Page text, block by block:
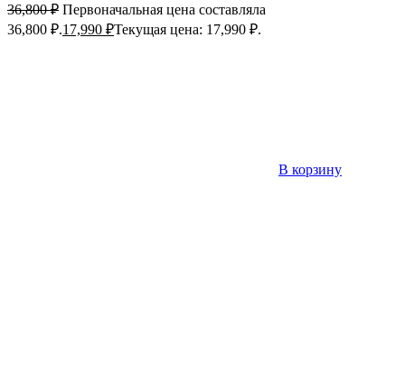
36,800₽ Первоначальная цена составляла
36,800 ₽.17,990 ₽Текущая цена: 17,990 ₽.
В корзину